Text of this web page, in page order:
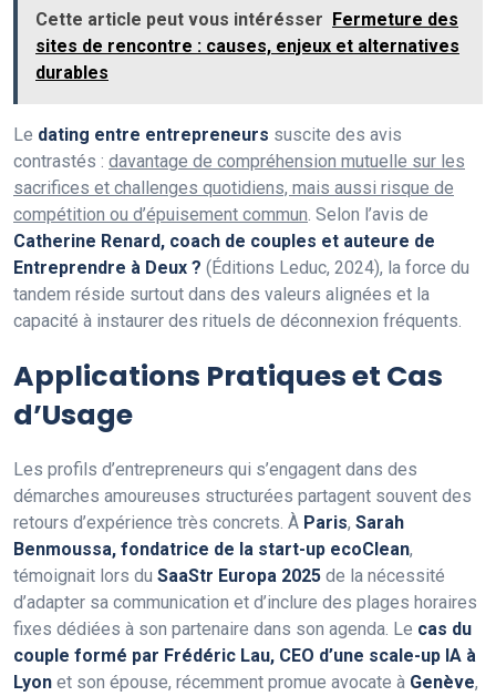
Cette article peut vous intérésser
Fermeture des
sites de rencontre : causes, enjeux et alternatives
durables
Le dating entre entrepreneurs suscite des avis
contrastés : davantage de compréhension mutuelle sur les
sacrifices et challenges quotidiens, mais aussi risque de
compétition ou d’épuisement commun. Selon l’avis de
Catherine Renard, coach de couples et auteure de
Entreprendre à Deux ? (Éditions Leduc, 2024), la force du
tandem réside surtout dans des valeurs alignées et la
capacité à instaurer des rituels de déconnexion fréquents.
Applications Pratiques et Cas
d’Usage
Les profils d’entrepreneurs qui s’engagent dans des
démarches amoureuses structurées partagent souvent des
retours d’expérience très concrets. À Paris, Sarah
Benmoussa, fondatrice de la start-up ecoClean,
témoignait lors du SaaStr Europa 2025 de la nécessité
d’adapter sa communication et d’inclure des plages horaires
fixes dédiées à son partenaire dans son agenda. Le cas du
couple formé par Frédéric Lau, CEO d’une scale-up IA à
Lyon et son épouse, récemment promue avocate à Genève,